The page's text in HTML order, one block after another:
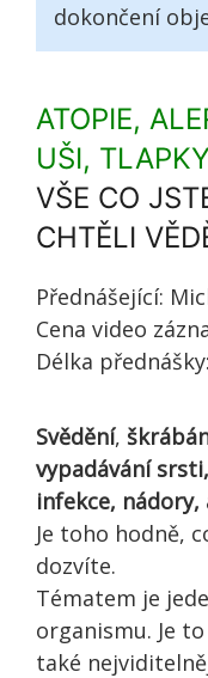
dokončení
ATOPIE,
UŠI,
VŠE CO
CHTĚLI
Přednášející:
Cena video
Délka
Svědění,
vypadávání
infekce,
Je toho hodně,
dozvíte.
Tématem je
organismu. Je
také